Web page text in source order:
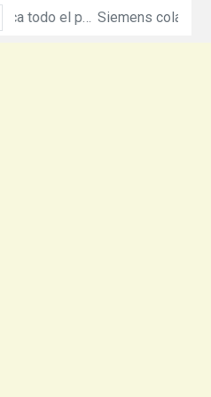
Equinix acerca todo el poder de cómputo e inteligencia artificial de NVIDIA DGX con nuevo servicio